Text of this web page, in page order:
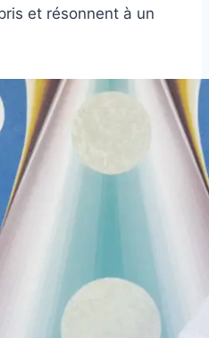
et résonnent à un